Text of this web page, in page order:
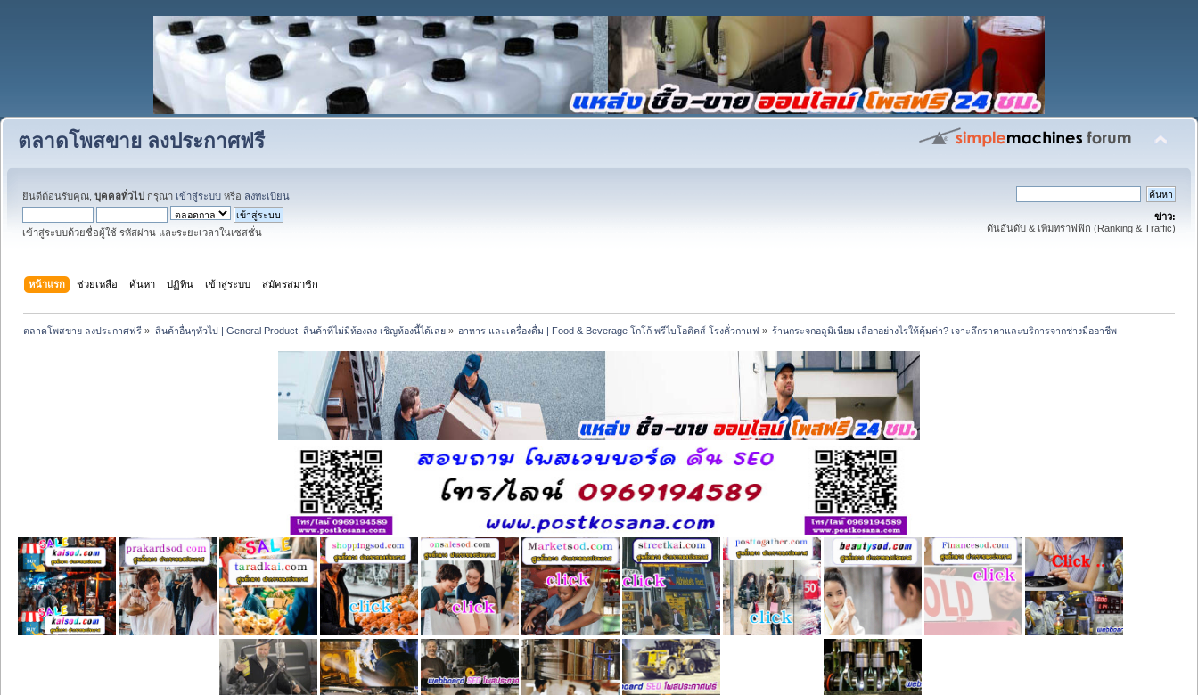
ตลาดโพสขาย ลงประกาศฟรี
ยินดีต้อนรับคุณ, บุคคลทั่วไป กรุณา เข้าสู่ระบบ หรือ ลงทะเบียน
เข้าสู่ระบบด้วยชื่อผู้ใช้ รหัสผ่าน และระยะเวลาในเซสชั่น
ข่าว:
ดันอันดับ & เพิ่มทราฟฟิก (Ranking & Traffic)
หน้าแรก ช่วยเหลือ ค้นหา ปฏิทิน เข้าสู่ระบบ สมัครสมาชิก
ตลาดโพสขาย ลงประกาศฟรี » สินค้าอื่นๆทั่วไป | General Product  สินค้าที่ไม่มีห้องลง เชิญห้องนี้ได้เลย» อาหาร และเครื่องดื่ม | Food & Beverage โกโก้ พรีไบโอติคส์ โรงคั่วกาแฟ » ร้านกระจกอลูมิเนียม เลือกอย่างไรให้คุ้มค่า? เจาะลึกราคาและบริการจากช่างมืออาชีพ